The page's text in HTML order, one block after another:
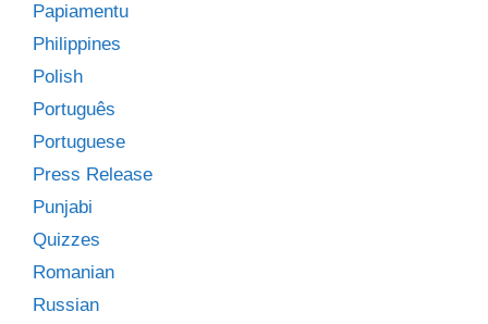
Papiamentu
Philippines
Polish
Português
Portuguese
Press Release
Punjabi
Quizzes
Romanian
Russian